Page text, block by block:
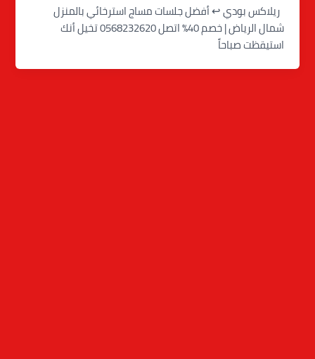
ريلاكس بودي ↩️ أفضل جلسات مساج استرخائي بالمنزل
شمال الرياض | خصم 40% اتصل 0568232620 تخيل أنك
استيقظت صباحاً